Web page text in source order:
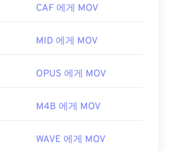
플레이어를 사용하세요.
와 ROSE Online입니다. 이 두
하나는 온라인 게임과 관련이 있
리지 않습니다.
CAF 에게 MOV
MID 에게 MOV
OPUS 에게 MOV
M4B 에게 MOV
WAVE 에게 MOV